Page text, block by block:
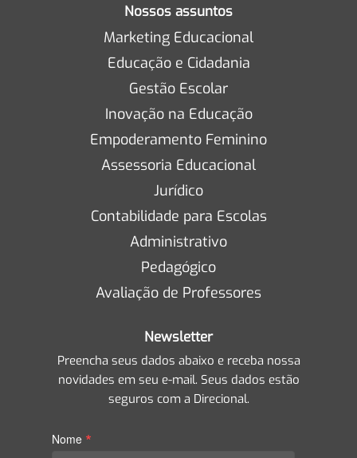
Nossos assuntos
Marketing Educacional
Educação e Cidadania
Gestão Escolar
Inovação na Educação
Empoderamento Feminino
Assessoria Educacional
Jurídico
Contabilidade para Escolas
Administrativo
Pedagógico
Avaliação de Professores
Newsletter
Preencha seus dados abaixo e receba nossa
novidades em seu e-mail. Seus dados estão
seguros com a Direcional.
Nome *